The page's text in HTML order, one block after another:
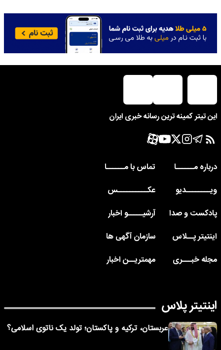
این تیتر کمینه ترین رسانه خبری ایران
درباره مــــــا
تماس با مــــــا
ویــــــــدیو
عکــــــــــس
پادکست و صدا
آرشیـــــو اخبار
اینتیتر پــلاس
سازمان آگهی ها
مجله خبـــری
مهمتریــن اخبار
اینتیتر پلاس
عربستان، ترکیه و پاکستان؛ تولد یک ناتوی اسلامی؟